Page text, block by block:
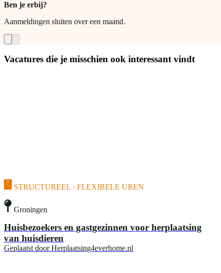
Ben je erbij?
Aanmeldingen sluiten over een maand.
Vacatures die je misschien ook interessant vindt
STRUCTUREEL · FLEXIBELE UREN
Groningen
Huisbezoekers en gastgezinnen voor herplaatsing
van huisdieren
Geplaatst door Herplaatsing4everhome.nl